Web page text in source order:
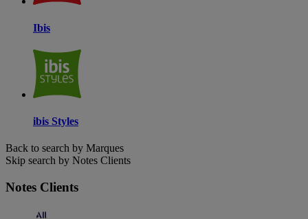
Ibis
ibis Styles
Back to search by Marques
Skip search by Notes Clients
Notes Clients